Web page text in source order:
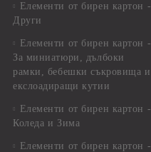
Елементи от бирен картон -
Други
Елементи от бирен картон -
За миниатюри, дълбоки
рамки, бебешки съкровища и
екслоадиращи кутии
Елементи от бирен картон -
Коледа и Зима
Елементи от бирен картон -